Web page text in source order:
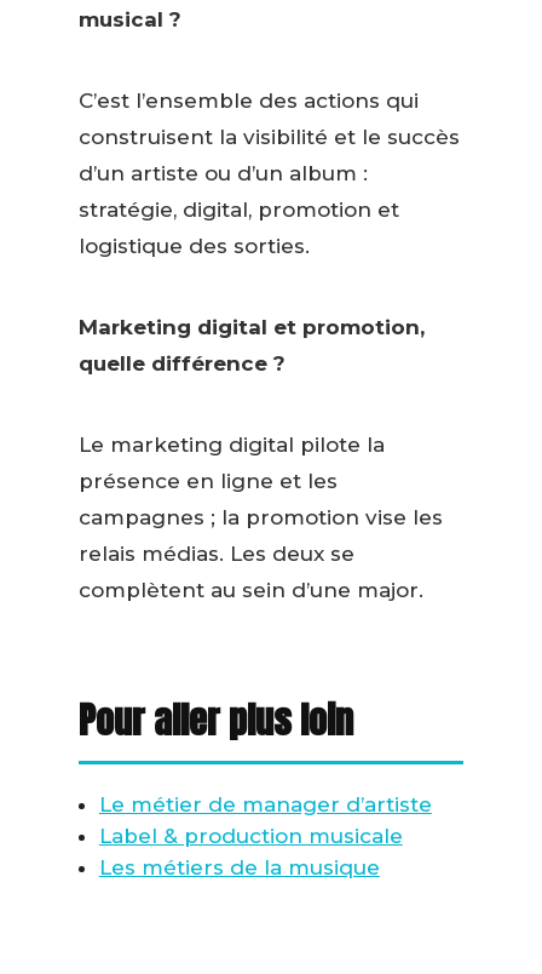
musical ?
C’est l’ensemble des actions qui
construisent la visibilité et le succès
d’un artiste ou d’un album :
stratégie, digital, promotion et
logistique des sorties.
Marketing digital et promotion,
quelle différence ?
Le marketing digital pilote la
présence en ligne et les
campagnes ; la promotion vise les
relais médias. Les deux se
complètent au sein d’une major.
Pour aller plus loin
Le métier de manager d’artiste
Label & production musicale
Les métiers de la musique